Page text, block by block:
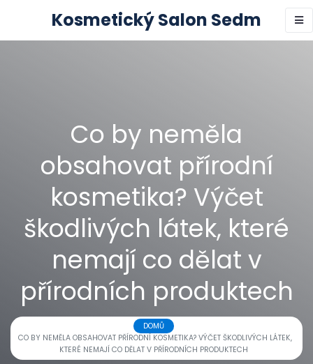
Kosmetický Salon Sedm
Co by neměla
obsahovat přírodní
kosmetika? Výčet
škodlivých látek, které
nemají co dělat v
přírodních produktech
DOMŮ
CO BY NEMĚLA OBSAHOVAT PŘÍRODNÍ KOSMETIKA? VÝČET ŠKODLIVÝCH LÁTEK,
KTERÉ NEMAJÍ CO DĚLAT V PŘÍRODNÍCH PRODUKTECH